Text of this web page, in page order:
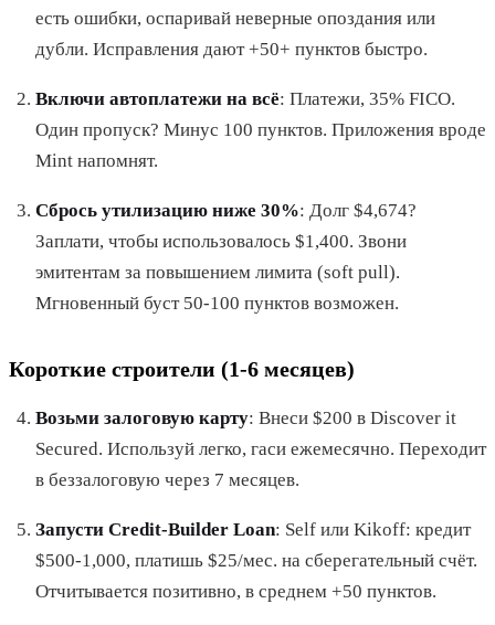
есть ошибки, оспаривай неверные опоздания или
дубли. Исправления дают +50+ пунктов быстро.
Включи автоплатежи на всё: Платежи, 35% FICO.
Один пропуск? Минус 100 пунктов. Приложения вроде
Mint напомнят.
Сбрось утилизацию ниже 30%: Долг $4,674?
Заплати, чтобы использовалось $1,400. Звони
эмитентам за повышением лимита (soft pull).
Мгновенный буст 50-100 пунктов возможен.
Короткие строители (1-6 месяцев)
Возьми залоговую карту: Внеси $200 в Discover it
Secured. Используй легко, гаси ежемесячно. Переходит
в беззалоговую через 7 месяцев.
Запусти Credit-Builder Loan: Self или Kikoff: кредит
$500-1,000, платишь $25/мес. на сберегательный счёт.
Отчитывается позитивно, в среднем +50 пунктов.